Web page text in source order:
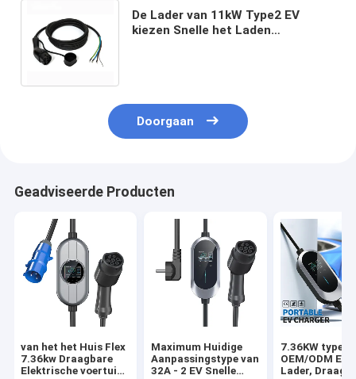
De Lader van 11kW Type2 EV
kiezen Snelle het Laden
Doorgaan
Geadviseerde Producten
van het het Huis Flex
7.36kw Draagbare
Elektrische voertuig
Maximum Huidige
Aanpassingstype van
32A - 2 EV Snelle
7.36KW type -
OEM/ODM EV
Lader,